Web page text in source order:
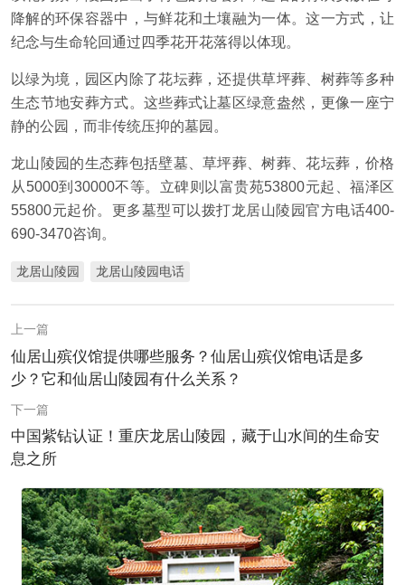
降解的环保容器中，与鲜花和土壤融为一体。这一方式，让
纪念与生命轮回通过四季花开花落得以体现。
以绿为境，园区内除了花坛葬，还提供草坪葬、树葬等多种
生态节地安葬方式。这些葬式让墓区绿意盎然，更像一座宁
静的公园，而非传统压抑的墓园。
龙山陵园的生态葬包括壁墓、草坪葬、树葬、花坛葬，价格
从5000到30000不等。立碑则以富贵苑53800元起、福泽区
55800元起价。更多墓型可以拨打龙居山陵园官方电话400-
690-3470咨询。
龙居山陵园 龙居山陵园电话
上一篇
仙居山殡仪馆提供哪些服务？仙居山殡仪馆电话是多
少？它和仙居山陵园有什么关系？
下一篇
中国紫钻认证！重庆龙居山陵园，藏于山水间的生命安
息之所